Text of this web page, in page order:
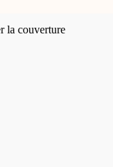
la couverture